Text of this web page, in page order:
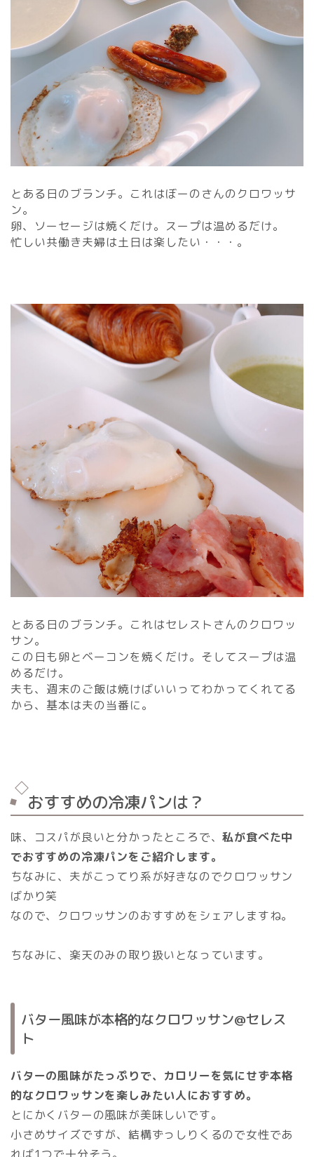
とある日のブランチ。これはぼーのさんのクロワッサ
ン。
卵、ソーセージは焼くだけ。スープは温めるだけ。
忙しい共働き夫婦は土日は楽したい・・・。
とある日のブランチ。これはセレストさんのクロワッ
サン。
この日も卵とベーコンを焼くだけ。そしてスープは温
めるだけ。
夫も、週末のご飯は焼けばいいってわかってくれてる
から、基本は夫の当番に。
おすすめの冷凍パンは？
味、コスパが良いと分かったところで、私が食べた中
でおすすめの冷凍パンをご紹介します。
ちなみに、夫がこってり系が好きなのでクロワッサン
ばかり笑
なので、クロワッサンのおすすめをシェアしますね。
ちなみに、楽天のみの取り扱いとなっています。
バター風味が本格的なクロワッサン@セレス
ト
バターの風味がたっぷりで、カロリーを気にせず本格
的なクロワッサンを楽しみたい人におすすめ。
とにかくバターの風味が美味しいです。
小さめサイズですが、結構ずっしりくるので女性であ